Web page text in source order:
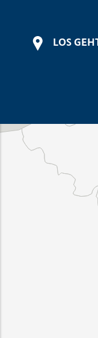
LOS